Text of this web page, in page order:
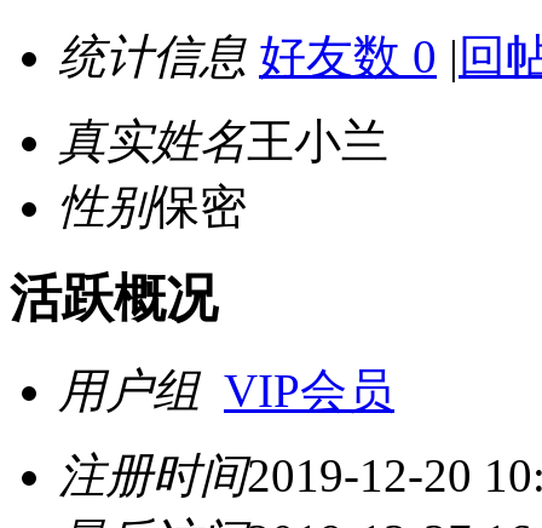
统计信息 好友数 0 | 回
真实姓名王小兰
性别保密
活跃概况
用户组 VIP会员
注册时间2019-12-20